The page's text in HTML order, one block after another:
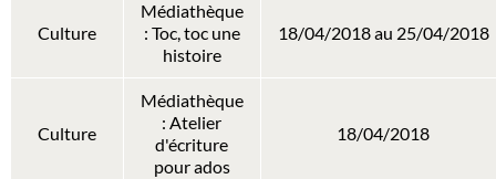
Culture
Médiathèque
: Toc, toc une
histoire
18/04/2018 au 25/04/2018
Culture
Médiathèque
: Atelier
d'écriture
pour ados
18/04/2018